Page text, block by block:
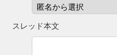
スレッド本文